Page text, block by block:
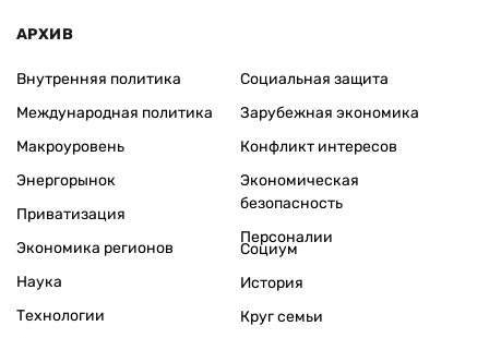
АРХИВ
Внутренняя политика
Международная политика
Макроуровень
Энергорынок
Приватизация
Экономика регионов
Социальная защита
Зарубежная экономика
Конфликт интересов
Экономическая
безопасность
Персоналии
Наука
Технологии
Социум
История
Круг семьи